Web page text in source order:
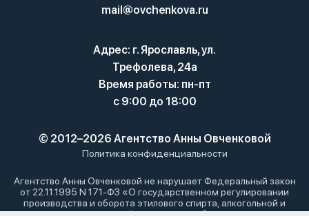
mail@ovchenkova.ru
Адрес: г. Ярославль, ул.
Трефолева, 24а
Время работы: пн-пт
с 9:00 до 18:00
Политика конфиденциальности
© 2012–2026 Агентство Анны Овченковой
Агентство Анны Овченковой не нарушает Федеральный закон
от 22.11.1995 N 171-ФЗ «О государственном регулировании
производства и оборота этилового спирта, алкогольной и
спиртосодержащей продукции и об ограничении